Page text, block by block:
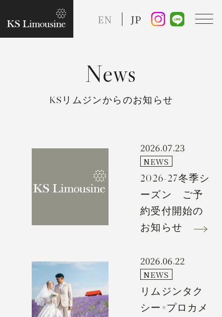
EN JP
Taxi Service
Recruit
News
KSリムジンからのお知らせ
2026-27冬季シ
ーズン ご予
約受付開始の
お知らせ
2026.07.23
NEWS
リムジンタク
シー×プロカメ
2026.06.22
NEWS